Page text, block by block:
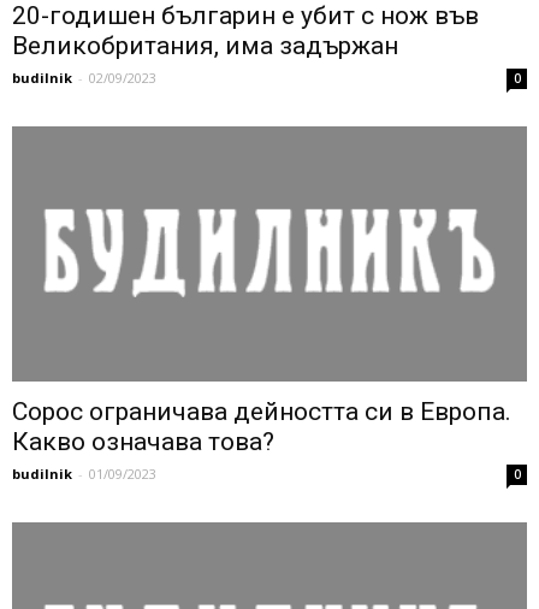
20-годишен българин е убит с нож във
Великобритания, има задържан
budilnik - 02/09/2023 0
Сорос ограничава дейността си в Европа.
Какво означава това?
budilnik - 01/09/2023 0